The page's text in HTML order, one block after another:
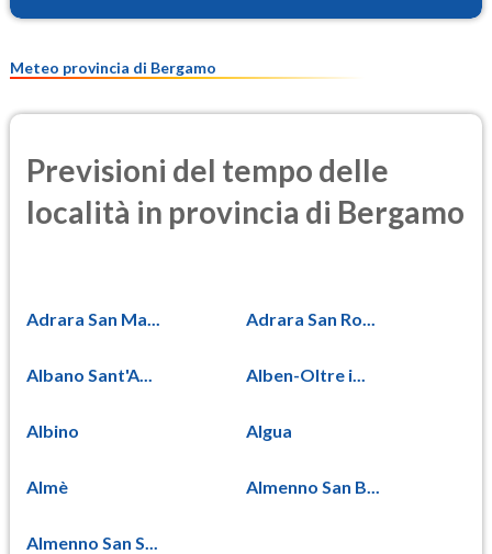
Meteo provincia di Bergamo
Previsioni del tempo delle
località in provincia di Bergamo
Adrara San Ma... Adrara San Ro...
Albano Sant'A... Alben-Oltre i...
Albino Algua
Almè Almenno San B...
Almenno San S...